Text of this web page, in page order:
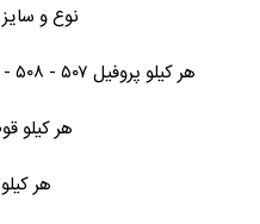
نوع و
هر کیلو پروفیل ۵۰۷ - ۵۰۸ - ۵۰۹ ایرانی پروفیل درب و پنجره هر متر ۲.۴۴ ۴۶,۵۰۰ (۰.۰۰%)۰
هر کیلو قوطی ۱۰*۲۰ ایرانی شاخه ۴.۵
هر کیلو قوطی ۲۰*۲۰